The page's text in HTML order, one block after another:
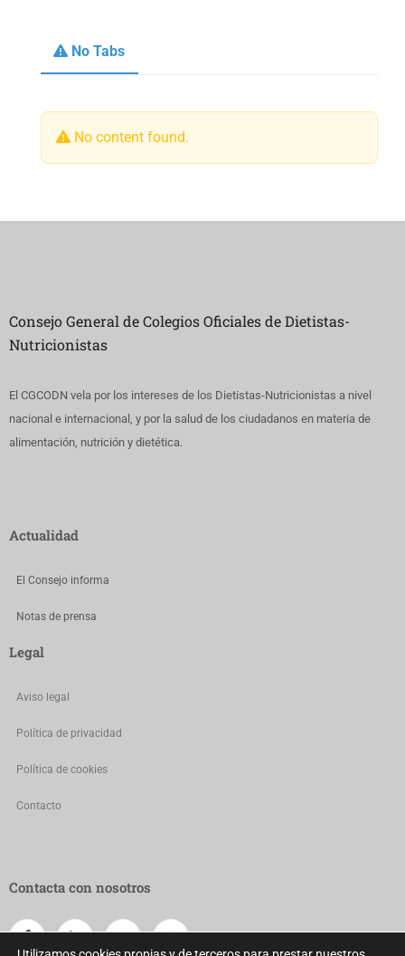
No Tabs
No content found.
Consejo General de Colegios Oficiales de Dietistas-
Nutricionistas
El CGCODN vela por los intereses de los Dietistas-Nutricionistas a nivel
nacional e internacional, y por la salud de los ciudadanos en materia de
alimentación, nutrición y dietética.
Actualidad
El Consejo informa
Notas de prensa
Legal
Aviso legal
Política de privacidad
Política de cookies
Contacto
Contacta con nosotros